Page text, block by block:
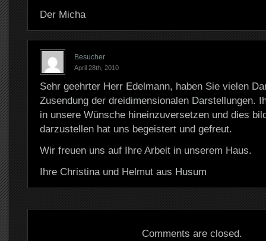
Der Micha
Besucher
April 28th, 2010
Sehr geehrter Herr Edelmann, haben Sie vielen
Zusendung der dreidimensionalen Darstellungen.
in unsere Wünsche hineinzuversetzen und dies
darzustellen hat uns begeistert und gefreut.
Wir freuen uns auf Ihre Arbeit in unserem Haus.
Ihre Christina und Helmut aus Husum
Comments are closed.